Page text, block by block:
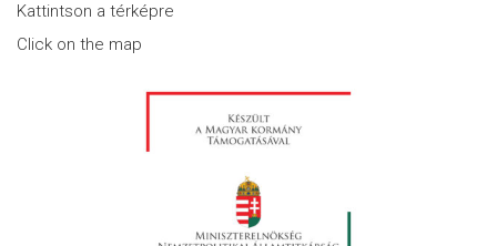
Kattintson a térképre
Click on the map